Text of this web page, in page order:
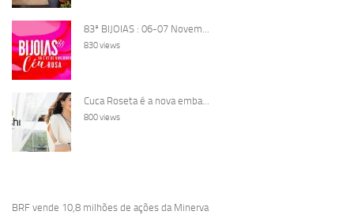
83ª BIJOIAS : 06-07 Novem...
830 views
Cuca Roseta é a nova emba...
800 views
BRF vende 10,8 milhões de ações da Minerva